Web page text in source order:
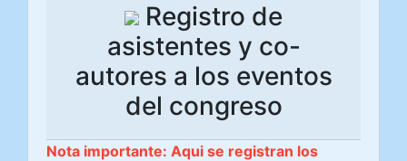
Registro de
asistentes y co-
autores a los eventos
del congreso
Nota importante: Aqui se registran los